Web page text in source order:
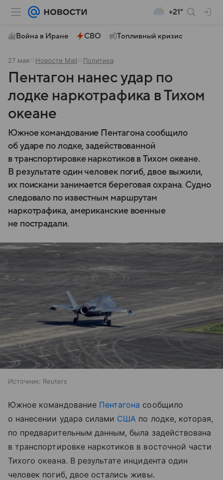
+21°
Война в Иране СВО Топливный кризис
27 мая Новости Mail Политика
Пентагон нанес удар по
лодке наркотрафика в Тихом
океане
Южное командование Пентагона сообщило
об ударе по лодке, задействованной
в транспортировке наркотиков в Тихом океане.
В результате один человек погиб, двое выжили,
их поисками занимается береговая охрана. Судно
следовало по известным маршрутам
наркотрафика, американские военные
не пострадали.
Источник: Reuters
Южное командование Пентагона сообщило
о нанесении удара силами США по лодке, которая,
по предварительным данным, была задействована
в транспортировке наркотиков в восточной части
Тихого океана. В результате инцидента один
человек погиб, двое остались живы.